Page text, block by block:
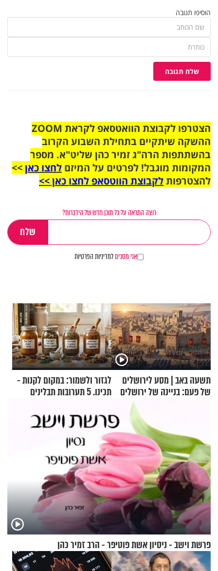
הוסיפו תגובה
שלח תגובה
הצטרפו לקבוצת הוואטסאפ לקראת ZOOM
ההשקה שיתקיים בתחילת השבוע הקרוב
בהשתתפות הרה"ג זמיר כהן שליט"א. מספר
המקומות מוגבל! לפרטים על המיזם לחצו כאן>>
להצטרפותלקבוצת הווטסאפ לחצו כאן >>
רוצה התראה על כל תוכן חדש של הידברות?
אני מסכיםלמדיניות הפרטיות
תשעה באב | מסע לירושלים
של פעם: בניינה של ירושלים
לגזור ולשמור: במקום לקנות -
תכינו. 5 תערובות תבלינים
פרשת וישב - ניסיון אשת פוטיפר - הרב זמיר כהן